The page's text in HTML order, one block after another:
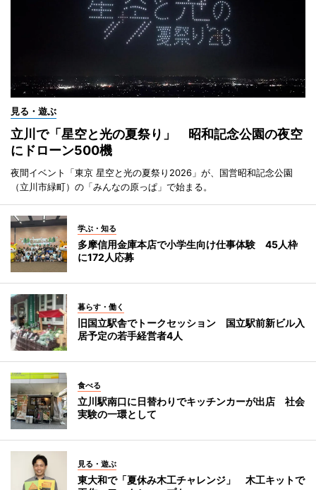
見る・遊ぶ
立川で「星空と光の夏祭り」 昭和記念公園の夜空
にドローン500機
夜間イベント「東京 星空と光の夏祭り2026」が、国営昭和記念公園
（立川市緑町）の「みんなの原っぱ」で始まる。
学ぶ・知る
多摩信用金庫本店で小学生向け仕事体験 45人枠
に172人応募
暮らす・働く
旧国立駅舎でトークセッション 国立駅前新ビル入
居予定の若手経営者4人
食べる
立川駅南口に日替わりでキッチンカーが出店 社会
実験の一環として
見る・遊ぶ
東大和で「夏休み木工チャレンジ」 木工キットで